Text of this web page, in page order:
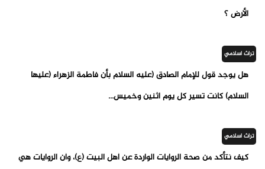
الأرض ؟
تراث اسلامي
هل يوجد قول للإمام الصادق (عليه السلام بأن فاطمة الزهراء (عليها
السلام) كانت تسير كل يوم اثنين وخميس...
تراث اسلامي
كيف نتأكد من صحة الروايات الواردة عن أهل البيت (ع)، وأن الروايات هي